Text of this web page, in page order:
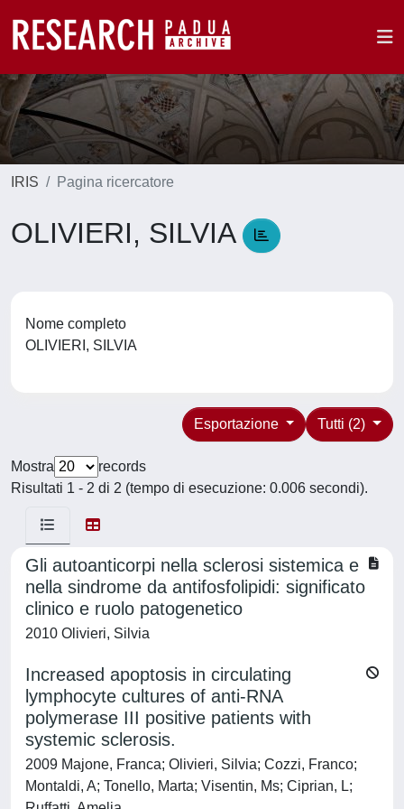
IRIS Pagina ricercatore
OLIVIERI, SILVIA
Nome completo
OLIVIERI, SILVIA
Tutti (2)
Esportazione
Mostra
records
Risultati 1 - 2 di 2 (tempo di esecuzione: 0.006 secondi).
Gli autoanticorpi nella sclerosi sistemica e
nella sindrome da antifosfolipidi: significato
clinico e ruolo patogenetico
2010 Olivieri, Silvia
Increased apoptosis in circulating
lymphocyte cultures of anti-RNA
polymerase III positive patients with
systemic sclerosis.
2009 Majone, Franca; Olivieri, Silvia; Cozzi, Franco;
Montaldi, A; Tonello, Marta; Visentin, Ms; Ciprian, L;